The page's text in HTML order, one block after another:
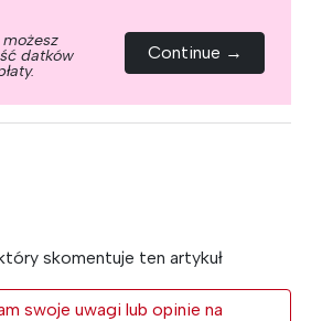
datków Continue →
skomentuje ten artykuł
swoje uwagi lub opinie na